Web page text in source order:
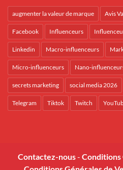
augmenter la valeur de marque Avis
Facebook Influenceurs
Linkedin Macro-influenceurs
Micro-influenceurs Nano-
secrets marketing social media 2026
Telegram Tiktok Twitch
Contactez-nous-